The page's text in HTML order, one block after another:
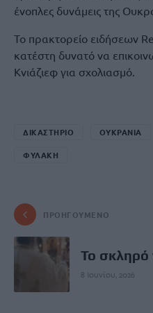
ένοπλες δυνάμεις της
Το πρακτορείο ειδήσεων
κατέστη δυνατό να
Κνιάζιεφ για σχολιασμό.
ΔΙΚΑΣΤΗΡΙΟ ΟΥΚΡΑΝΙΑ
ΦΥΛΑΚΗ
ΠΡΟΗΓΟΎΜΕΝΟ
Το σκληρό
8 Ιουνίου, 2026